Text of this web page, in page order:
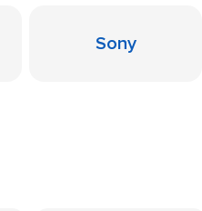
Sony